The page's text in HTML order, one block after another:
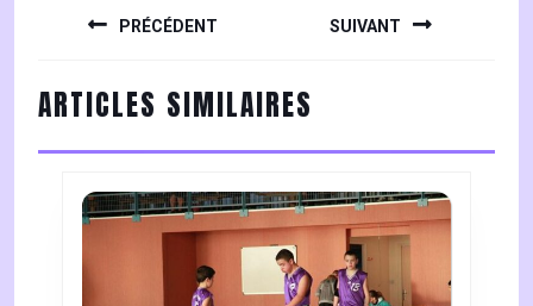
PRÉCÉDENT
post:
SUIVANT
post:
ARTICLES SIMILAIRES